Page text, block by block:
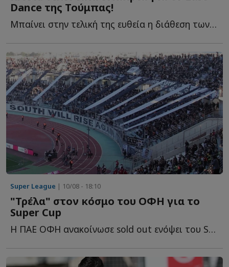
Dance της Τούμπας!
Μπαίνει στην τελική της ευθεία η διάθεση των εισιτηρίων δ...
Super League | 10/08 - 18:10
"Τρέλα" στον κόσμο του ΟΦΗ για το
Super Cup
Η ΠΑΕ ΟΦΗ ανακοίνωσε sold out ενόψει του Superbet Super Cup που θ...